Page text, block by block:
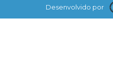
Desenvolvido por